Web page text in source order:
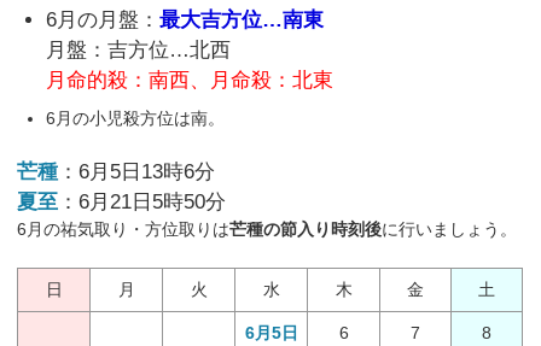
6月の月盤：最大吉方位…南東
月盤：吉方位…北西
月命的殺：南西、月命殺：北東
6月の小児殺方位は南。
芒種 ：6月5日13時6分
夏至 ：6月21日5時50分
6月の祐気取り・方位取りは芒種の節入り時刻後に行いましょう。
日 月 火 水 木 金 土
6月5日
6
7
8